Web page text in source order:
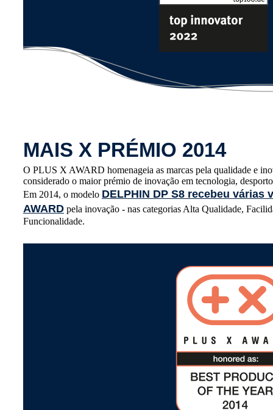
MAIS X PRÉMIO 2014
O PLUS X AWARD homenageia as marcas pela qualidade e
considerado o maior prémio de inovação em tecnologia,
Em 2014, o modelo DELPHIN DP S8 recebeu várias
AWARD pela inovação - nas categorias Alta Qualidade,
Funcionalidade.